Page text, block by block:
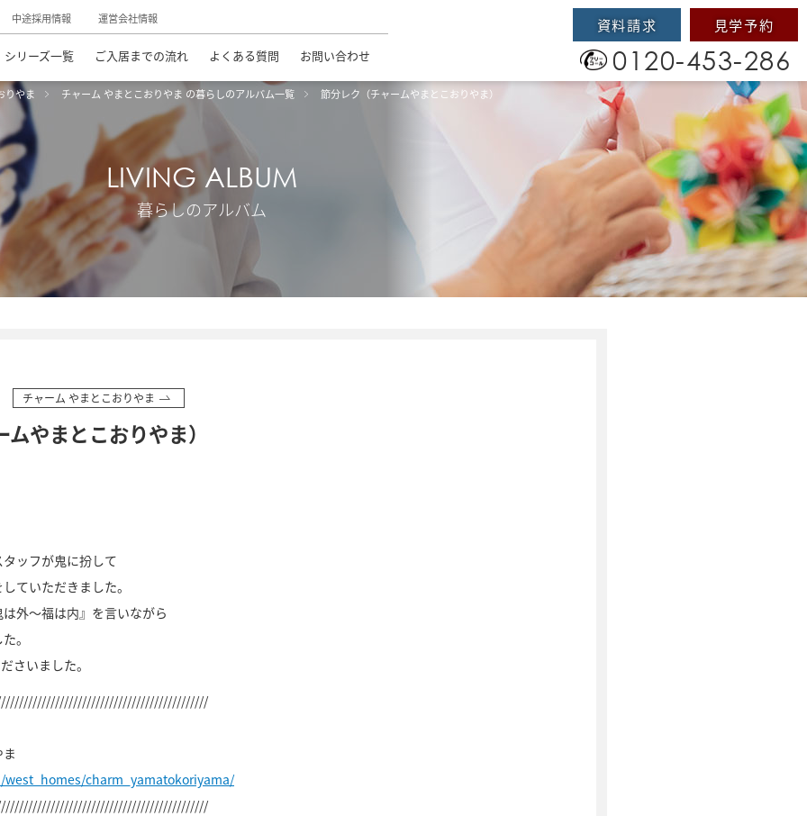
中途採用情報 運営会社情報
シリーズ一覧 ご入居までの流れ よくある質問 お問い合わせ
資料請求 見学予約
0120-453-286
りやま チャーム やまとこおりやま の暮らしのアルバム一覧 節分レク（チャームやまとこおりやま）
LIVING ALBUM
暮らしのアルバム
チャーム やまとこおりやま
やまとこおりやま）
ッフが鬼に扮して
ていただきました。
外～福は内』を言いながら
。
さいました。
charm_yamatokoriyama/